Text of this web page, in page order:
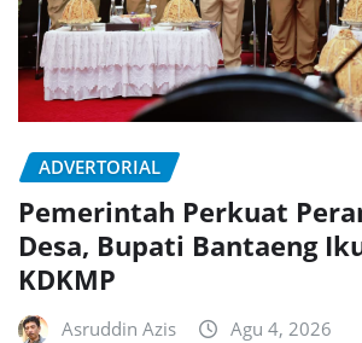
ADVERTORIAL
Pemerintah Perkuat
Desa, Bupati Bantaeng
KDKMP
Asruddin Azis Agu 4, 2026